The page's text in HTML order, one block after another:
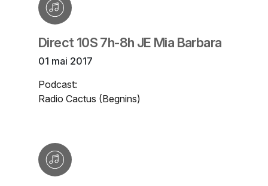
Direct 10S 7h-8h JE Mia Barbara
01 mai 2017
Podcast:
Radio Cactus (Begnins)